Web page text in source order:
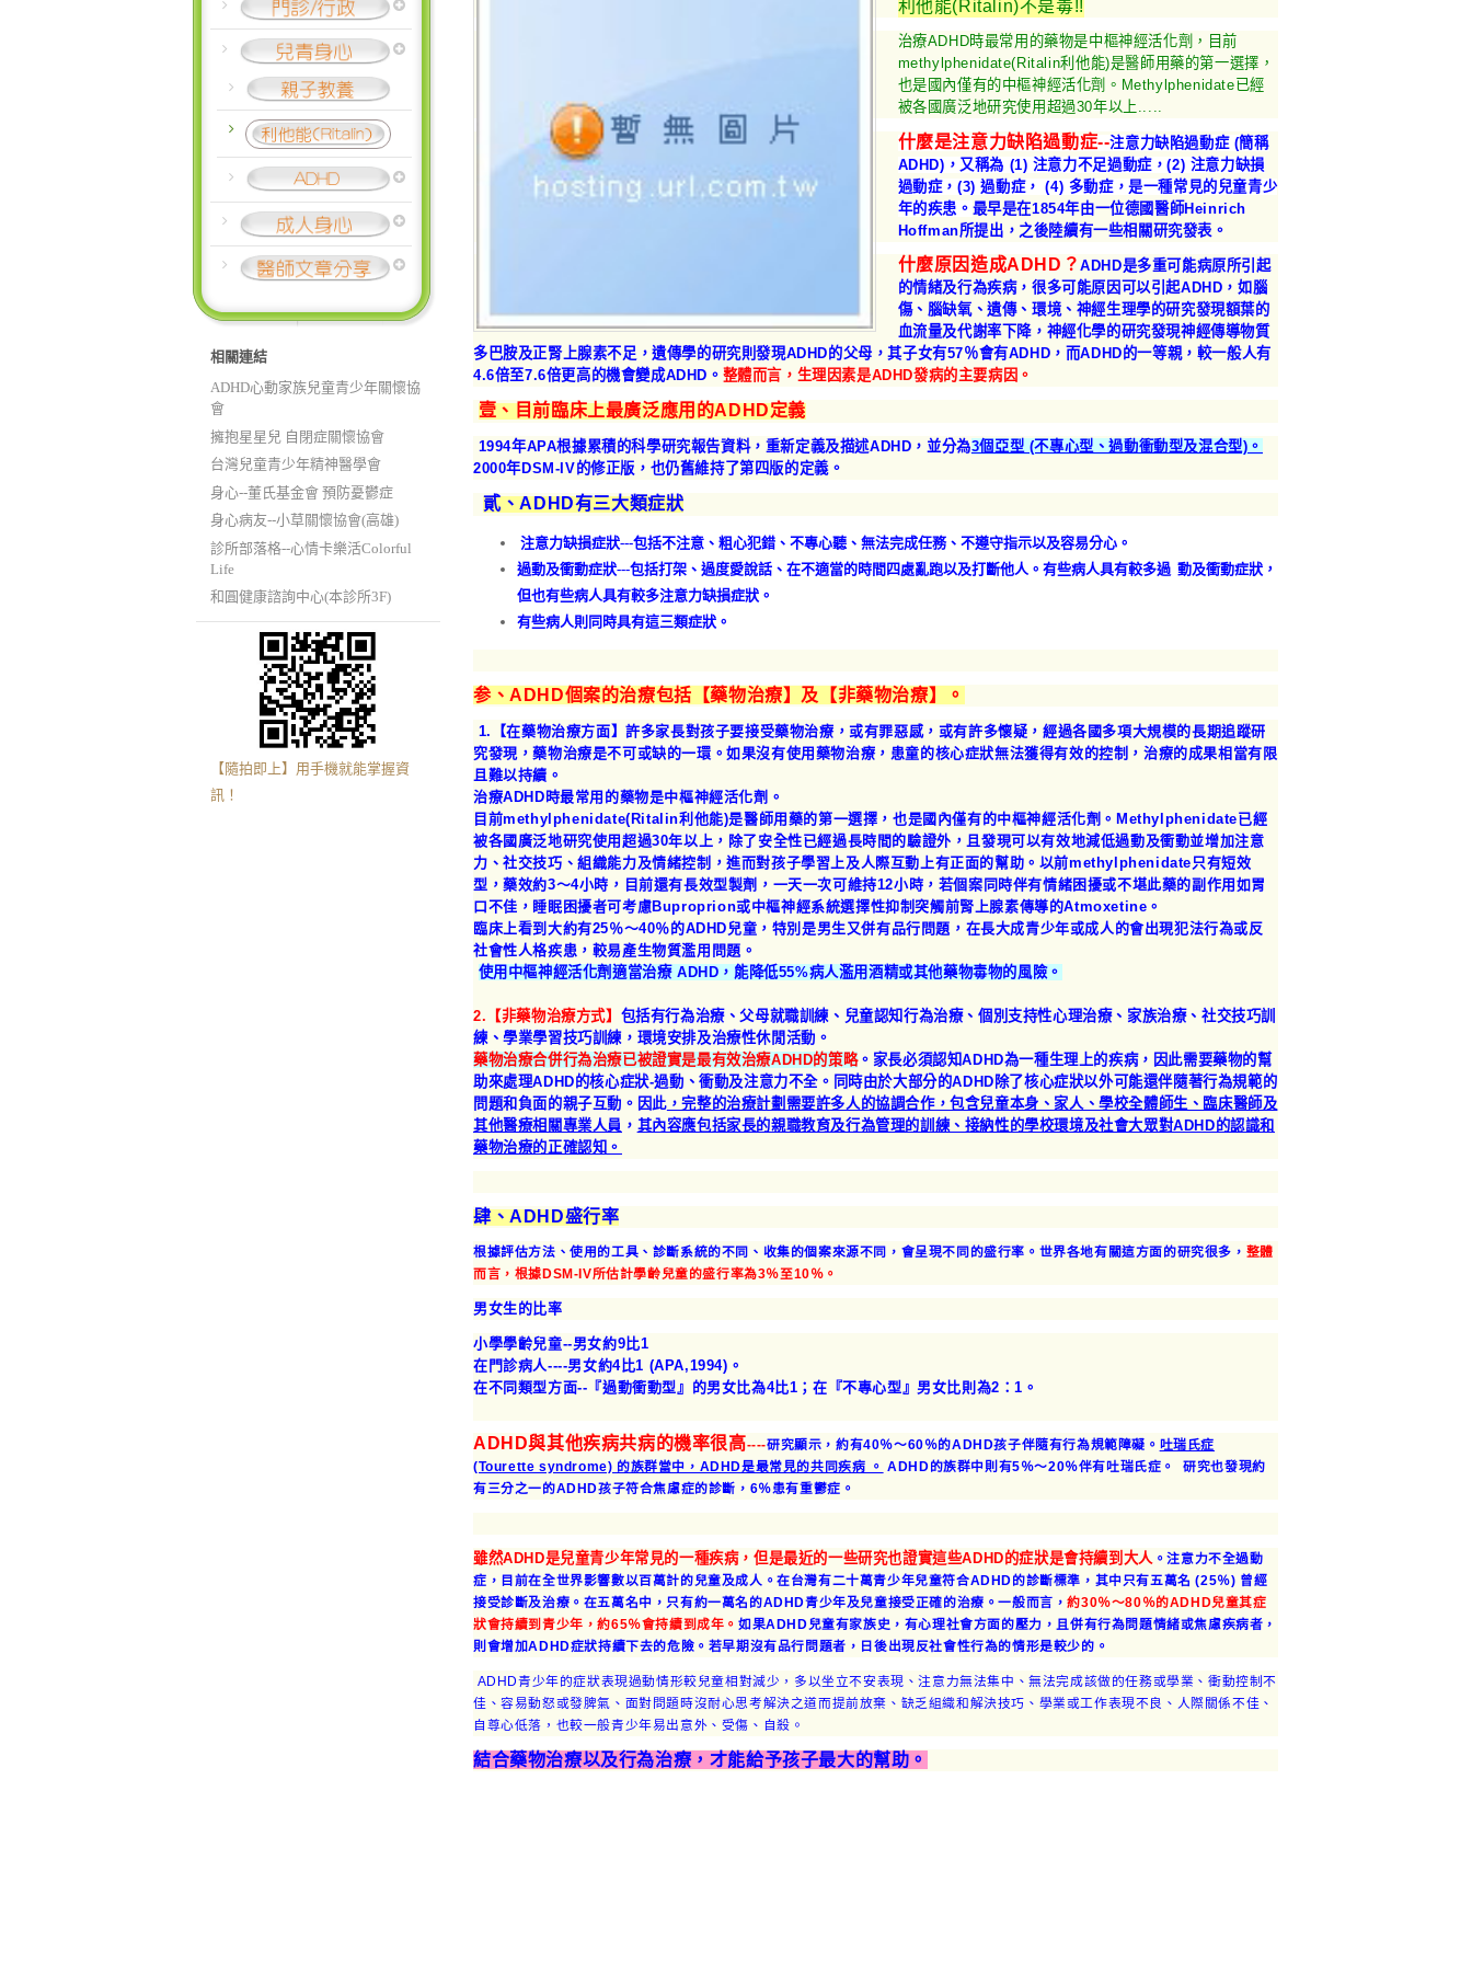
相關連結
ADHD心動家族兒童青少年關懷協
會
擁抱星星兒 自閉症關懷協會
台灣兒童青少年精神醫學會
身心--董氏基金會 預防憂鬱症
身心病友--小草關懷協會(高雄)
診所部落格--心情卡樂活Colorful
Life
和圓健康諮詢中心(本診所3F)
【隨拍即上】用手機就能掌握資
訊！
利他能(Ritalin)不是毒!!
治療ADHD時最常用的藥物是中樞神經活化劑，目前
methylphenidate(Ritalin利他能)是醫師用藥的第一選擇，
也是國內僅有的中樞神經活化劑。Methylphenidate已經
被各國廣泛地研究使用超過30年以上.....
什麼是注意力缺陷過動症--注意力缺陷過動症 (簡稱
ADHD)，又稱為 (1) 注意力不足過動症，(2) 注意力缺損
過動症，(3) 過動症， (4) 多動症，是一種常見的兒童青少
年的疾患。 最早是在1854年由一位德國醫師Heinrich
Hoffman所提出，之後陸續有一些相關研究發表。
什麼原因造成ADHD？ADHD是多重可能病原所引起
的情緒及行為疾病，很多可能原因可以引起ADHD，如腦
傷、腦缺氧、遺傳、環境、神經生理學的研究發現額葉的
血流量及代謝率下降，神經化學的研究發現神經傳導物質
多巴胺及正腎上腺素不足，遺傳學的研究則發現ADHD的父母，其子女有57％會有ADHD，而ADHD的一等親，較一般人有
4.6倍至7.6倍更高的機會變成ADHD。 整體而言，生理因素是ADHD發病的主要病因。
壹、目前臨床上最廣泛應用的ADHD定義
1994年APA根據累積的科學研究報告資料，重新定義及描述ADHD，並分為3個亞型 (不專心型、過動衝動型及混合型)。
2000年DSM-IV的修正版，也仍舊維持了第四版的定義。
貳、ADHD有三大類症狀
注意力缺損症狀---包括不注意、粗心犯錯、不專心聽、無法完成任務、不遵守指示以及容易分心。
過動及衝動症狀---包括打架、過度愛說話、在不適當的時間四處亂跑以及打斷他人。有些病人具有較多過 動及衝動症狀，
但也有些病人具有較多注意力缺損症狀。
有些病人則同時具有這三類症狀。
参、ADHD個案的治療包括【藥物治療】及【非藥物治療】。
1.【在藥物治療方面】許多家長對孩子要接受藥物治療，或有罪惡感，或有許多懷疑，經過各國多項大規模的長期追蹤研
究發現，藥物治療是不可或缺的一環。如果沒有使用藥物治療，患童的核心症狀無法獲得有效的控制，治療的成果相當有限
且難以持續。
治療ADHD時最常用的藥物是中樞神經活化劑。
目前methylphenidate(Ritalin利他能)是醫師用藥的第一選擇，也是國內僅有的中樞神經活化劑。Methylphenidate已經
被各國廣泛地研究使用超過30年以上，除了安全性已經過長時間的驗證外，且發現可以有效地減低過動及衝動並增加注意
力、社交技巧、組織能力及情緒控制，進而對孩子學習上及人際互動上有正面的幫助。以前methylphenidate只有短效
型，藥效約3～4小時，目前還有長效型製劑，一天一次可維持12小時，若個案同時伴有情緒困擾或不堪此藥的副作用如胃
口不佳，睡眠困擾者可考慮Buproprion或中樞神經系統選擇性抑制突觸前腎上腺素傳導的Atmoxetine。
臨床上看到大約有25％～40％的ADHD兒童，特別是男生又併有品行問題，在長大成青少年或成人的會出現犯法行為或反
社會性人格疾患，較易產生物質濫用問題。
使用中樞神經活化劑適當治療 ADHD，能降低55%病人濫用酒精或其他藥物毒物的風險。
2.【非藥物治療方式】 包括有行為治療、父母就職訓練、兒童認知行為治療、個別支持性心理治療、家族治療、社交技巧訓
練、學業學習技巧訓練，環境安排及治療性休閒活動。
藥物治療合併行為治療已被證實是最有效治療ADHD的策略。家長必須認知ADHD為一種生理上的疾病，因此需要藥物的幫
助來處理ADHD的核心症狀-過動、衝動及注意力不全。同時由於大部分的ADHD除了核心症狀以外可能還伴隨著行為規範的
問題和負面的親子互動。因此，完整的治療計劃需要許多人的協調合作，包含兒童本身、家人、學校全體師生、臨床醫師及
其他醫療相關專業人員 ， 其內容應包括家長的親職教育及行為管理的訓練、接納性的學校環境及社會大眾對ADHD的認識和
藥物治療的正確認知。
肆、ADHD盛行率
根據評估方法、使用的工具、診斷系統的不同、收集的個案來源不同，會呈現不同的盛行率。世界各地有關這方面的研究很多， 整體
而言，根據DSM-IV所估計學齡兒童的盛行率為3％至10％。
男女生的比率
小學學齡兒童--男女約9比1
在門診病人----男女約4比1 (APA,1994)。
在不同類型方面--『過動衝動型』的男女比為4比1；在『不專心型』男女比則為2：1。
ADHD與其他疾病共病的機率很高----研究顯示，約有40％～60％的ADHD孩子伴隨有行為規範障礙。 吐瑞氏症
(Tourette syndrome) 的族群當中，ADHD是最常見的共同疾病 。 ADHD的族群中則有5％～20％伴有吐瑞氏症。研究也發現約
有三分之一的ADHD孩子符合焦慮症的診斷，6％患有重鬱症。
雖然ADHD是兒童青少年常見的一種疾病，但是最近的一些研究也證實這些ADHD的症狀是會持續到大人。注意力不全過動
症，目前在全世界影響數以百萬計的兒童及成人。在台灣有二十萬青少年兒童符合ADHD的診斷標準，其中只有五萬名 (25％) 曾經
接受診斷及治療。在五萬名中，只有約一萬名的ADHD青少年及兒童接受正確的治療。一般而言，約30％～80％的ADHD兒童其症
狀會持續到青少年，約65％會持續到成年。 如果ADHD兒童有家族史，有心理社會方面的壓力，且併有行為問題情緒或焦慮疾病者，
則會增加ADHD症狀持續下去的危險。若早期沒有品行問題者，日後出現反社會性行為的情形是較少的。
ADHD青少年的症狀表現過動情形較兒童相對減少，多以坐立不安表現、注意力無法集中、無法完成該做的任務或學業、衝動控制不
佳、容易動怒或發脾氣、面對問題時沒耐心思考解決之道而提前放棄、缺乏組織和解決技巧、學業或工作表現不良、人際關係不佳、
自尊心低落，也較一般青少年易出意外、受傷、自殺。
結合藥物治療以及行為治療，才能給予孩子最大的幫助。